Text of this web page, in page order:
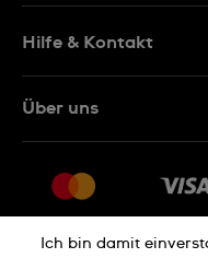
Hilfe & Kontakt
Rückgaberecht
Verkaufs- und
Über uns
Jobs
Ich bin damit